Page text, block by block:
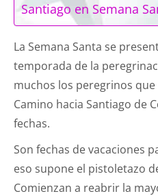
Santiago en Semana
La Semana Santa se
temporada de la
muchos los peregrinos
Camino hacia Santiago de
fechas.
Son fechas de vacaciones
eso supone el pistoletazo
Comienzan a reabrir la